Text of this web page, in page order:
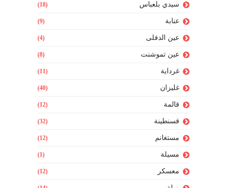
سيدي بلعباس (18)
عنابة (9)
عين الدفلى (4)
عين تموشنت (8)
غرداية (11)
غليزان (40)
قالمة (12)
قسنطينة (32)
مستغانم (12)
مسيلة (1)
معسكر (12)